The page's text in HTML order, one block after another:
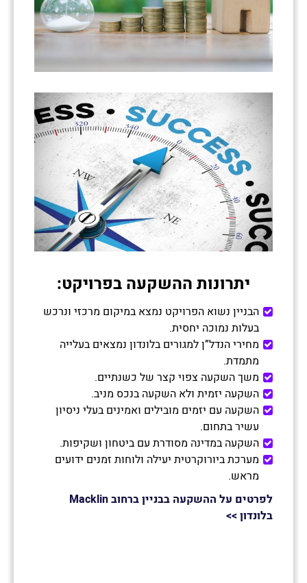
יתרונות ההשקעה בפרויקט:
הבניין נשוא הפרויקט נמצא במיקום מרכזי ונרכש
בעלות נמוכה יחסית.
מחירי הנדל”ן למגורים בלונדון נמצאים בעלייה
מתמדת.
משך השקעה צפוי קצר של כשנתיים.
השקעה יזמית ולא השקעה בנכס מניב.
השקעה עם יזמים מובילים ואמינים בעלי ניסיון
עשיר בתחום.
השקעה במדינה מסודרת עם ביטחון ושקיפות.
מערכת ביורוקרטית יעילה ולוחות זמנים ידועים
מראש.
בלונדון >>